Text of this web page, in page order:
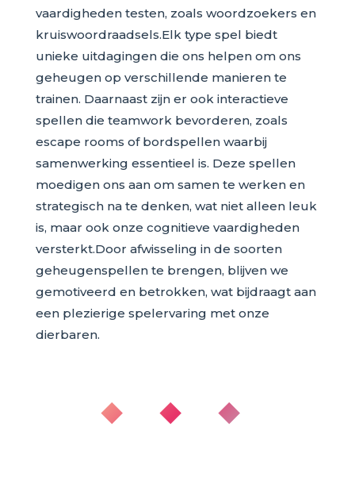
vaardigheden testen, zoals woordzoekers en
kruiswoordraadsels.Elk type spel biedt
unieke uitdagingen die ons helpen om ons
geheugen op verschillende manieren te
trainen. Daarnaast zijn er ook interactieve
spellen die teamwork bevorderen, zoals
escape rooms of bordspellen waarbij
samenwerking essentieel is. Deze spellen
moedigen ons aan om samen te werken en
strategisch na te denken, wat niet alleen leuk
is, maar ook onze cognitieve vaardigheden
versterkt.Door afwisseling in de soorten
geheugenspellen te brengen, blijven we
gemotiveerd en betrokken, wat bijdraagt aan
een plezierige spelervaring met onze
dierbaren.
◆ ◆ ◆